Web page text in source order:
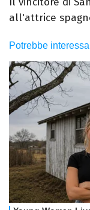
all'attrice